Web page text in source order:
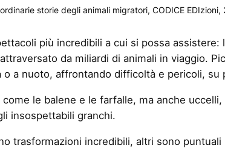
storie degli animali migratori, CODICE
più incredibili a cui si possa
da miliardi di animali in viaggio.
a nuoto, affrontando difficoltà e pericoli,
le balene e le farfalle, ma anche
insospettabili granchi.
trasformazioni incredibili, altri sono